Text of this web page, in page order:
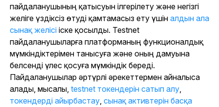
пайдаланушының қатысуын ілгерілету және негізгі
желіге үздіксіз өтуді қамтамасыз ету үшін алдын ала
сынақ желісі іске қосылды. Testnet
пайдаланушыларға платформаның функционалдық
мүмкіндіктерімен танысуға және оның дамуына
белсенді үлес қосуға мүмкіндік береді.
Пайдаланушылар әртүрлі әрекеттермен айналыса
алады, мысалы, testnet токендерін сатып алу,
токендерді айырбастау, сынақ активтерін басқа